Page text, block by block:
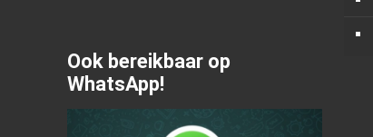
Ook bereikbaar op
WhatsApp!